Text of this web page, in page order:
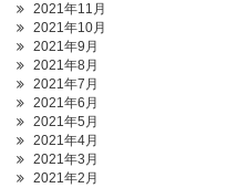
2021年11月
2021年10月
2021年9月
2021年8月
2021年7月
2021年6月
2021年5月
2021年4月
2021年3月
2021年2月